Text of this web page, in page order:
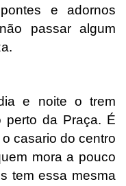
e adornos
passar algum
e noite o trem
perto da Praça. É
casario do centro
mora a pouco
tem essa mesma